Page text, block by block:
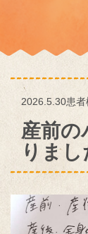
2026.5.30患者
産前の
りまし